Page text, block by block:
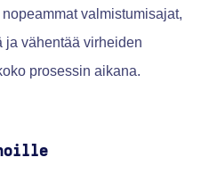
valmistumisajat,
ja vähentää virheiden
prosessin aikana.